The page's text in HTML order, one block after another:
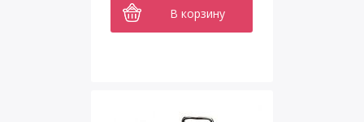
В корзину